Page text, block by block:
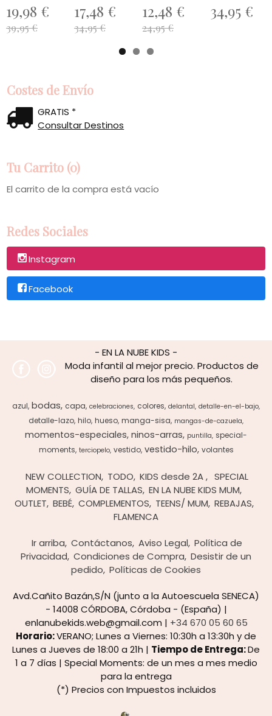
Costes de Envío
GRATIS *
Consultar Destinos
Tu Carrito (0)
El carrito de la compra está vacío
Redes Sociales
Instagram
Facebook
19,98 €
39,95 €
17,48 €
34,95 €
12,48 €
24,95 €
34,95 €
- EN LA NUBE KIDS -
Moda infantil al mejor precio. Productos de
diseño para los más pequeños.
azul bodas capa celebraciones colores delantal detalle-en-el-bajo
detalle-lazo hilo hueso manga-sisa mangas-de-cazuela
momentos-especiales ninos-arras puntilla special-
moments terciopelo vestido vestido-hilo volantes
NEW COLLECTION TODO KIDS desde 2A
SPECIAL
MOMENTS GUÍA DE TALLAS EN LA NUBE KIDS MUM
OUTLET BEBÉ COMPLEMENTOS TEENS/ MUM REBAJAS
FLAMENCA
Ir arriba Contáctanos Aviso Legal Política de
Privacidad Condiciones de Compra Desistir de un
pedido Políticas de Cookies
Avd.Cañito Bazán,S/N (junto a la Autoescuela SENECA)
- 14008 CÓRDOBA, Córdoba - (España) |
enlanubekids.web@gmail.com | +34 670 05 60 65
Horario:VERANO; Lunes a Viernes: 10:30h a 13:30h y de
Lunes a Jueves de 18:00 a 21h | Tiempo de Entrega:De
1 a 7 días | Special Moments: de un mes a mes medio
para la entrega
(*) Precios con Impuestos incluidos